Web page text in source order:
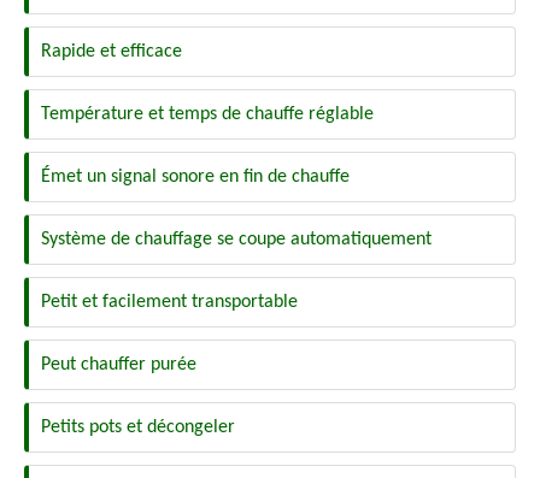
Rapide et efficace
Température et temps de chauffe réglable
Émet un signal sonore en fin de chauffe
Système de chauffage se coupe automatiquement
Petit et facilement transportable
Peut chauffer purée
Petits pots et décongeler